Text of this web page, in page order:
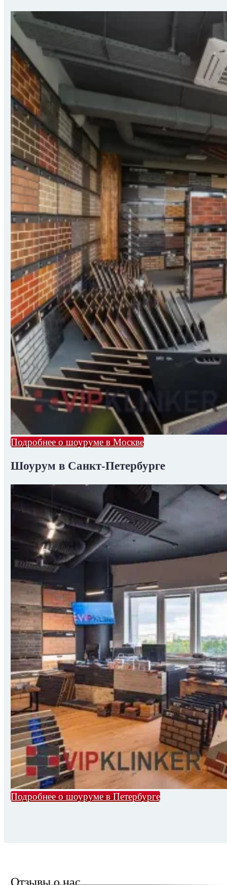
Подробнее о шоуруме в Москве
Шоурум в Санкт-Петербурге
Подробнее о шоуруме в Петербурге
Отзывы о нас